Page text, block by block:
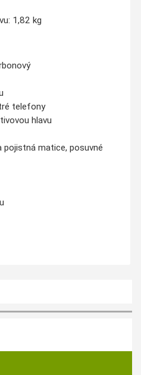
1,82 kg
telefony
hlavu
pojistná matice, posuvné